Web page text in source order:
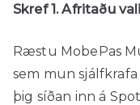
Skref 1. Afritaðu
Ræstu MobePas
sem mun
þig síðan inn á